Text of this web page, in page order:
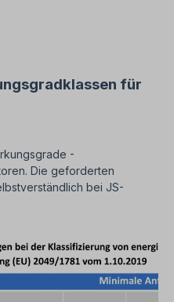
vorbehalten.
für
-
Die geforderten
bei JS-